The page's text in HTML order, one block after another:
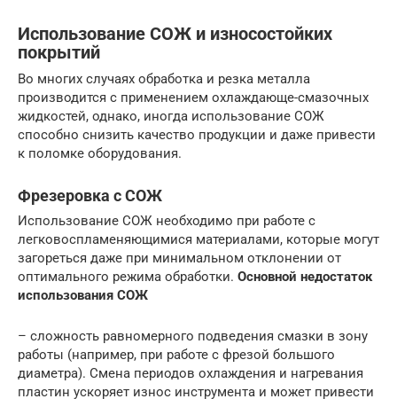
Использование СОЖ и износостойких
покрытий
Во многих случаях обработка и резка металла
производится с применением охлаждающе-смазочных
жидкостей, однако, иногда использование СОЖ
способно снизить качество продукции и даже привести
к поломке оборудования.
Фрезеровка с СОЖ
Использование СОЖ необходимо при работе с
легковоспламеняющимися материалами, которые могут
загореться даже при минимальном отклонении от
оптимального режима обработки. Основной недостаток
использования СОЖ
– сложность равномерного подведения смазки в зону
работы (например, при работе с фрезой большого
диаметра). Смена периодов охлаждения и нагревания
пластин ускоряет износ инструмента и может привести